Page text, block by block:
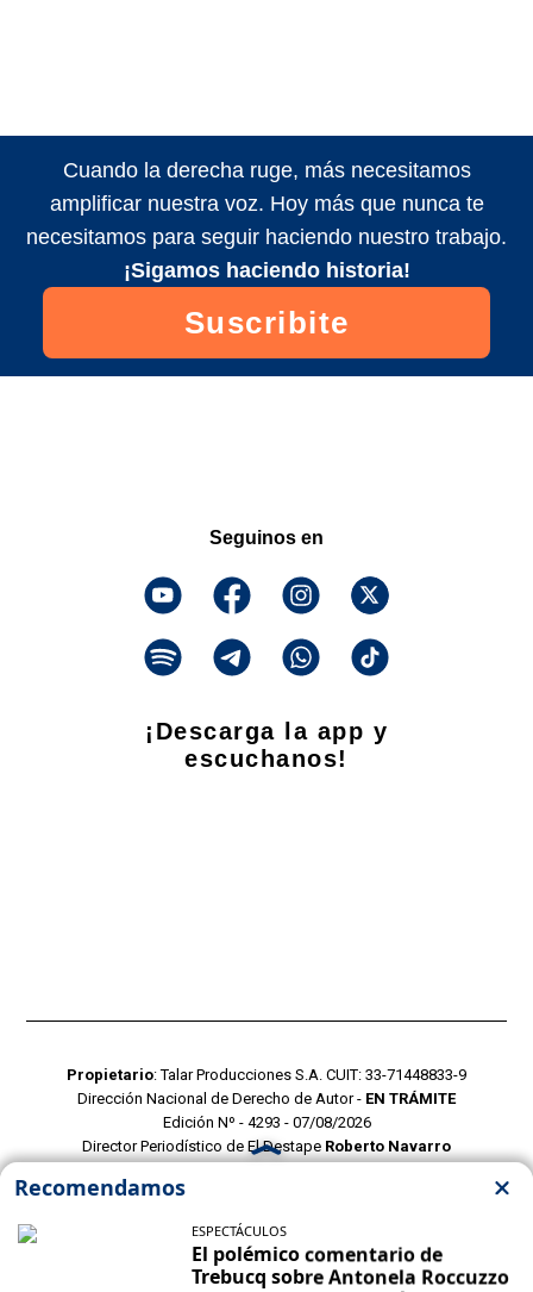
Cuando la derecha ruge, más necesitamos
amplificar nuestra voz. Hoy más que nunca te
necesitamos para seguir haciendo nuestro trabajo.
¡Sigamos haciendo historia!
Suscribite
Seguinos en
¡Descarga la app y
escuchanos!
Propietario: Talar Producciones S.A. CUIT: 33-71448833-9
Dirección Nacional de Derecho de Autor - EN TRÁMITE
Edición Nº - 4293 - 07/08/2026
Director Periodístico de El Destape Roberto Navarro
POLITICAS DE PRIVACIDAD
CONTACTO COMERCIAL